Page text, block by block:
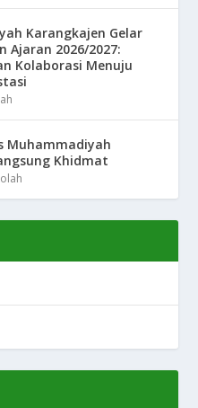
Karangkajen Gelar
Ajaran 2026/2027:
Kolaborasi Menuju
Muhammadiyah
Khidmat